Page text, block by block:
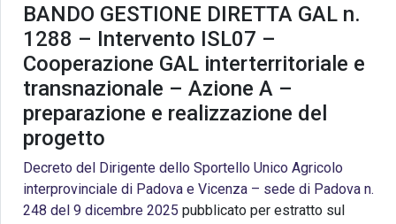
BANDO GESTIONE DIRETTA GAL n.
1288 – Intervento ISL07 –
Cooperazione GAL interterritoriale e
transnazionale – Azione A –
preparazione e realizzazione del
progetto
Decreto del Dirigente dello Sportello Unico Agricolo
interprovinciale di Padova e Vicenza – sede di Padova n.
248 del 9 dicembre 2025 pubblicato per estratto sul